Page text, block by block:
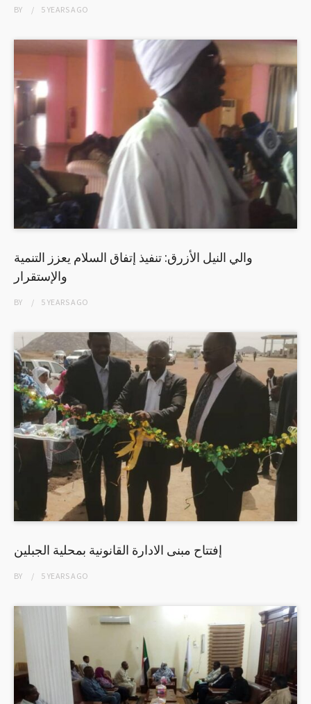
BY 5 YEARSAGO
والي النيل الأزرق: تنفيذ إتفاق السلام يعزز التنمية
والإستقرار
BY 5 YEARSAGO
إفتتاح مبنى الادارة القانونية بمحلية الجبلين
BY 5 YEARSAGO